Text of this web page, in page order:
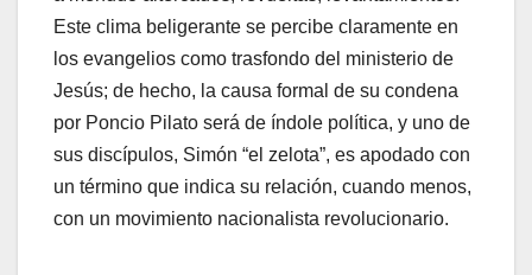
Este clima beligerante se percibe claramente en
los evangelios como trasfondo del ministerio de
Jesús; de hecho, la causa formal de su condena
por Poncio Pilato será de índole política, y uno de
sus discípulos, Simón “el zelota”, es apodado con
un término que indica su relación, cuando menos,
con un movimiento nacionalista revolucionario.